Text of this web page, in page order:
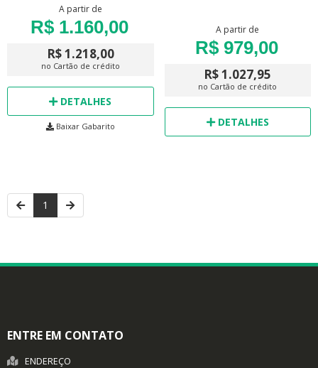
A partir de
R$ 1.160,00
R$ 1.218,00
no Cartão de crédito
DETALHES
Baixar Gabarito
A partir de
R$ 979,00
R$ 1.027,95
no Cartão de crédito
DETALHES
1
ENTRE EM CONTATO
ENDEREÇO